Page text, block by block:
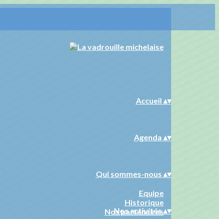
Accueil ▴▾
Agenda ▴▾
Qui sommes-nous ▴▾
Equipe
Historique
Nos partenaires
Nos activités▴▾